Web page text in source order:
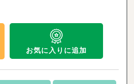
お気に入りに追加